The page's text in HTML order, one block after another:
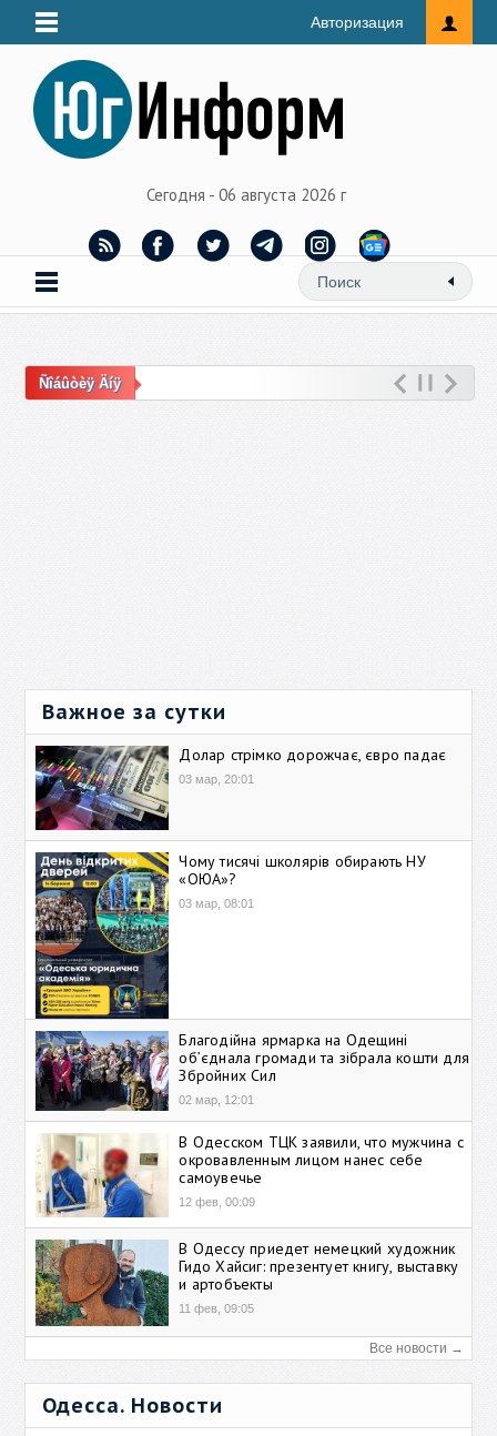
Авторизация
Сегодня - 06 августа 2026 г
Ñîáûòèÿ Äíÿ
Важное за сутки
Долар стрімко дорожчає, євро падає
03 мар, 20:01
Чому тисячі школярів обирають НУ
«ОЮА»?
03 мар, 08:01
Благодійна ярмарка на Одещині
об’єднала громади та зібрала кошти для
Збройних Сил
02 мар, 12:01
В Одесском ТЦК заявили, что мужчина с
окровавленным лицом нанес себе
самоувечье
12 фев, 00:09
В Одессу приедет немецкий художник
Гидо Хайсиг: презентует книгу, выставку
и артобъекты
11 фев, 09:05
Все новости →
Одесса. Новости